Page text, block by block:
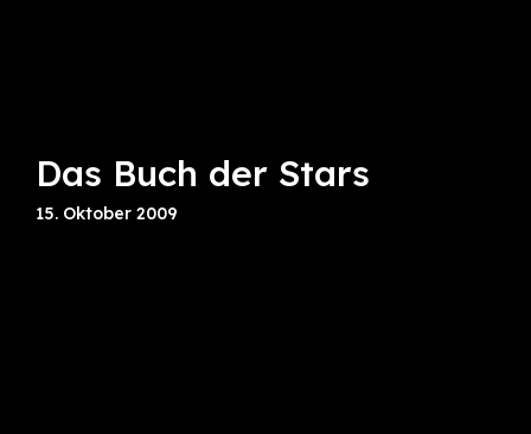
Das Buch der Stars
15. Oktober 2009